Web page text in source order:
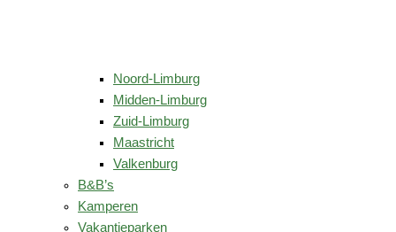
Noord-Limburg
Midden-Limburg
Zuid-Limburg
Maastricht
Valkenburg
B&B’s
Kamperen
Vakantieparken